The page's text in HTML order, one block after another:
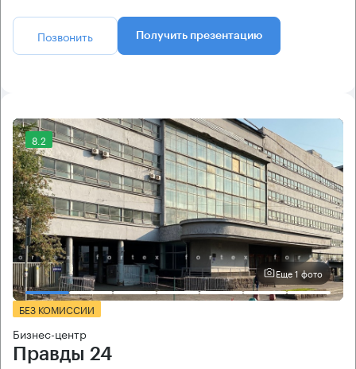
Позвонить Получить презентацию
8.2
Еще 1 фото
БЕЗ КОМИССИИ
Бизнес-центр
Правды 24